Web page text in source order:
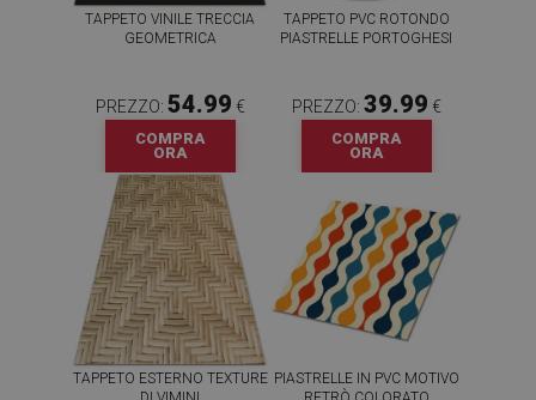
TAPPETO VINILE TRECCIA
GEOMETRICA
PREZZO: 54.99 €
COMPRA
ORA
TAPPETO PVC ROTONDO
PIASTRELLE PORTOGHESI
PREZZO: 39.99 €
COMPRA
ORA
TAPPETO ESTERNO TEXTURE PIASTRELLE IN PVC MOTIVO